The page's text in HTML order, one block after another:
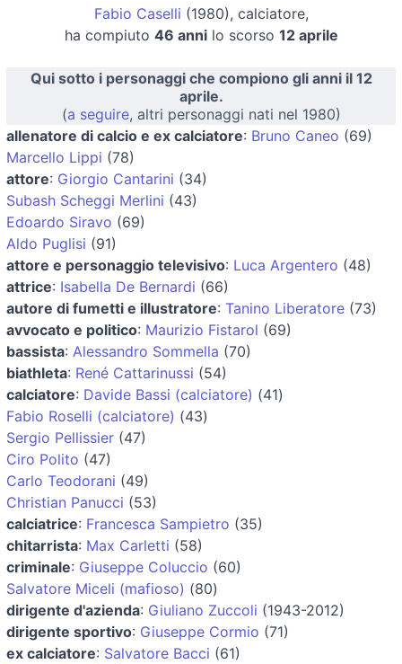
Fabio Caselli (1980), calciatore,
ha compiuto 46 annilo scorso 12 aprile
Qui sotto i personaggi che compiono gli anni il 12
aprile.
(a seguire, altri personaggi nati nel 1980)
allenatore di calcio e ex calciatore: Bruno Caneo (69)
Marcello Lippi (78)
attore: Giorgio Cantarini (34)
Subash Scheggi Merlini (43)
Edoardo Siravo (69)
Aldo Puglisi (91)
attore e personaggio televisivo: Luca Argentero (48)
attrice: Isabella De Bernardi (66)
autore di fumetti e illustratore: Tanino Liberatore (73)
avvocato e politico: Maurizio Fistarol (69)
bassista: Alessandro Sommella (70)
biathleta: René Cattarinussi (54)
calciatore: Davide Bassi (calciatore) (41)
Fabio Roselli (calciatore) (43)
Sergio Pellissier (47)
Ciro Polito (47)
Carlo Teodorani (49)
Christian Panucci (53)
calciatrice: Francesca Sampietro (35)
chitarrista: Max Carletti (58)
criminale: Giuseppe Coluccio (60)
Salvatore Miceli (mafioso) (80)
dirigente d'azienda: Giuliano Zuccoli (1943-2012)
dirigente sportivo: Giuseppe Cormio (71)
ex calciatore: Salvatore Bacci (61)